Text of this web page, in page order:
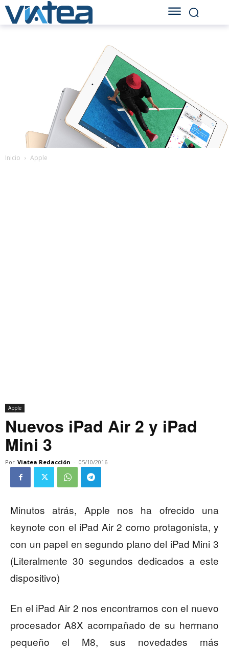
Inicio Apple
Apple
Nuevos iPad Air 2 y iPad
Mini 3
Por Viatea Redacción - 05/10/2016
Minutos atrás, Apple nos ha ofrecido una
keynote con el iPad Air 2 como protagonista, y
con un papel en segundo plano del iPad Mini 3
(Literalmente 30 segundos dedicados a este
dispositivo)
En el iPad Air 2 nos encontramos con el nuevo
procesador A8X acompañado de su hermano
pequeño el M8, sus novedades más